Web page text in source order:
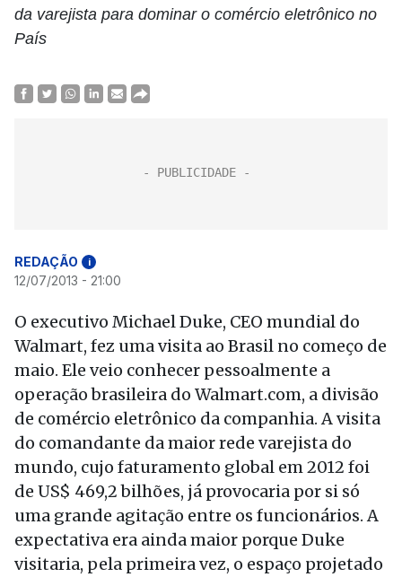
da varejista para dominar o comércio eletrônico no
País
REDAÇÃO i
12/07/2013 - 21:00
O executivo Michael Duke, CEO mundial do
Walmart, fez uma visita ao Brasil no começo de
maio. Ele veio conhecer pessoalmente a
operação brasileira do Walmart.com, a divisão
de comércio eletrônico da companhia. A visita
do comandante da maior rede varejista do
mundo, cujo faturamento global em 2012 foi
de US$ 469,2 bilhões, já provocaria por si só
uma grande agitação entre os funcionários. A
expectativa era ainda maior porque Duke
visitaria, pela primeira vez, o espaço projetado